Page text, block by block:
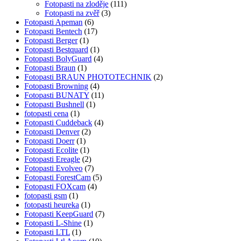
Fotopasti na zloděje (111)
Fotopasti na zvěř(3)
Fotopasti Apeman (6)
Fotopasti Bentech (17)
Fotopasti Berger(1)
Fotopasti Bestquard (1)
Fotopasti BolyGuard (4)
Fotopasti Braun (1)
Fotopasti BRAUN PHOTOTECHNIK (2)
Fotopasti Browning (4)
Fotopasti BUNATY (11)
Fotopasti Bushnell (1)
fotopasti cena (1)
Fotopasti Cuddeback (4)
Fotopasti Denver(2)
Fotopasti Doerr(1)
Fotopasti Ecolite (1)
Fotopasti Ereagle (2)
Fotopasti Evolveo (7)
Fotopasti ForestCam (5)
Fotopasti FOXcam (4)
fotopasti gsm (1)
fotopasti heureka (1)
Fotopasti KeepGuard (7)
Fotopasti L-Shine (1)
Fotopasti LTL (1)